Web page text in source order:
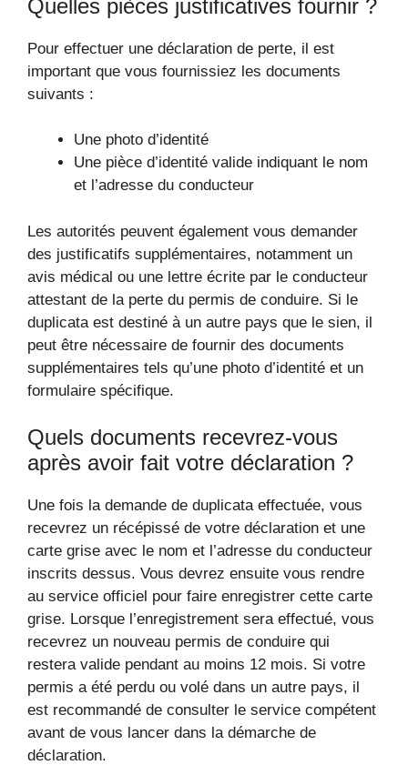
Quelles pièces justificatives fournir ?
Pour effectuer une déclaration de perte, il est
important que vous fournissiez les documents
suivants :
Une photo d’identité
Une pièce d’identité valide indiquant le nom
et l’adresse du conducteur
Les autorités peuvent également vous demander
des justificatifs supplémentaires, notamment un
avis médical ou une lettre écrite par le conducteur
attestant de la perte du permis de conduire. Si le
duplicata est destiné à un autre pays que le sien, il
peut être nécessaire de fournir des documents
supplémentaires tels qu’une photo d’identité et un
formulaire spécifique.
Quels documents recevrez-vous
après avoir fait votre déclaration ?
Une fois la demande de duplicata effectuée, vous
recevrez un récépissé de votre déclaration et une
carte grise avec le nom et l’adresse du conducteur
inscrits dessus. Vous devrez ensuite vous rendre
au service officiel pour faire enregistrer cette carte
grise. Lorsque l’enregistrement sera effectué, vous
recevrez un nouveau permis de conduire qui
restera valide pendant au moins 12 mois. Si votre
permis a été perdu ou volé dans un autre pays, il
est recommandé de consulter le service compétent
avant de vous lancer dans la démarche de
déclaration.